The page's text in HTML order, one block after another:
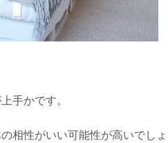
手かです。
相性がいい可能性が高いでしょ